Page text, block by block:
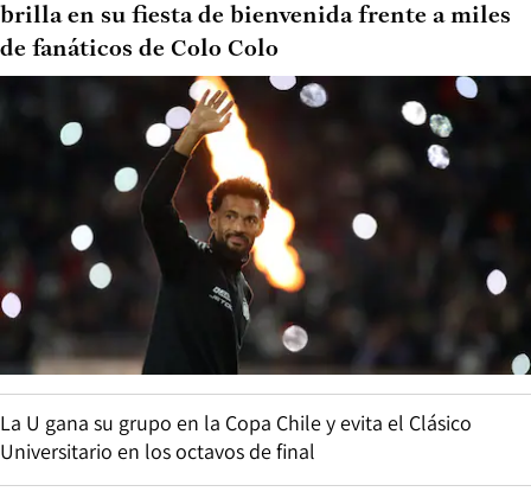
brilla en su fiesta de bienvenida frente a miles
de fanáticos de Colo Colo
La U gana su grupo en la Copa Chile y evita el Clásico
Universitario en los octavos de final